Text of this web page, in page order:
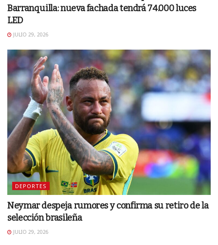
Barranquilla: nueva fachada tendrá 74.000 luces
LED
JULIO 29, 2026
DEPORTES
Neymar despeja rumores y confirma su retiro de la
selección brasileña
JULIO 29, 2026